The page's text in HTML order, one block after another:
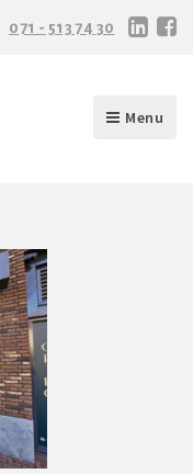
071 - 513 74 30
Menu